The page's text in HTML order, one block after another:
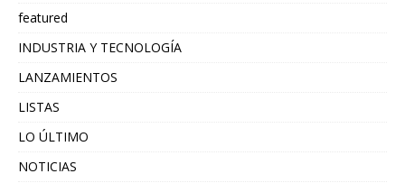
featured
INDUSTRIA Y TECNOLOGÍA
LANZAMIENTOS
LISTAS
LO ÚLTIMO
NOTICIAS